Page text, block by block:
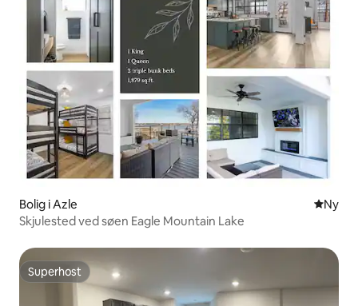
Bolig i Azle Nyt
Ny
Skjulested ved søen Eagle Mountain Lake
Superhost
Superhost